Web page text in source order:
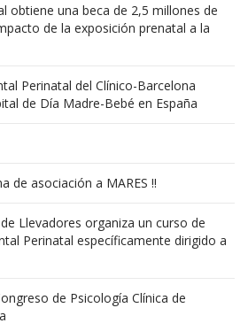
obtiene una beca de 2,5 millones de
de la exposición prenatal a la
Perinatal del Clínico-Barcelona
de Día Madre-Bebé en España
de asociación a MARES !!
Llevadores organiza un curso de
Perinatal específicamente dirigido a
de Psicología Clínica de